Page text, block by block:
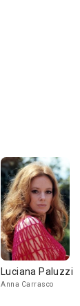
Luciana Paluzzi
Anna Carrasco